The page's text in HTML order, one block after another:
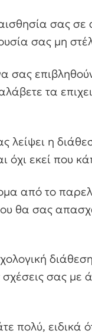
σας
σας μη
σας
τα
λείψει η
όχι εκεί που
από το
θα σας
σας με
πολύ, ειδικά